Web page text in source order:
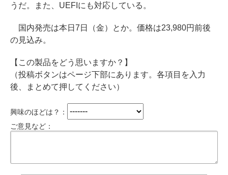
うだ。また、UEFIにも対応している。
国内発売は本日7日（金）とか。価格は23,980円前後
の見込み。
【この製品をどう思いますか？】
（投稿ボタンはページ下部にあります。各項目を入力
後、まとめて押してください）
興味のほどは？：
ご意見など：